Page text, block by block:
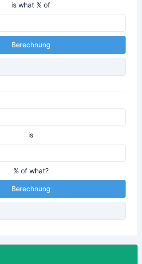
is what % of
Berechnung
is
% of what?
Berechnung